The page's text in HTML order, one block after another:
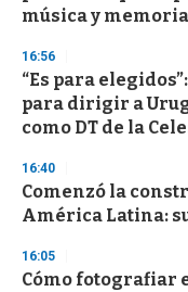
n
s
música y memoria
16:56
“Es para
para dirigir a
como DT de la
16:40
Comenzó la
América Latina:
16:05
Cómo fotografiar